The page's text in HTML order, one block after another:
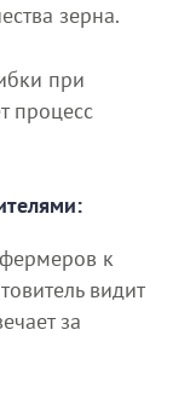
зерна.
при
процесс
к
видит
за